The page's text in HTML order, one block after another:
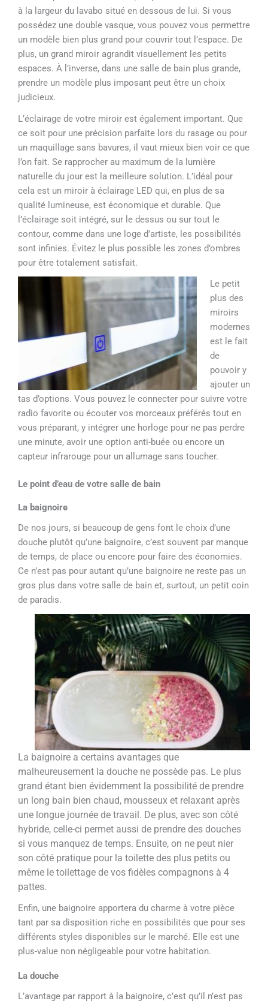
à la largeur du lavabo situé en dessous de lui. Si vous
possédez une double vasque, vous pouvez vous permettre
un modèle bien plus grand pour couvrir tout l’espace. De
plus, un grand miroir agrandit visuellement les petits
espaces. À l’inverse, dans une salle de bain plus grande,
prendre un modèle plus imposant peut être un choix
judicieux.
L’éclairage de votre miroir est également important. Que
ce soit pour une précision parfaite lors du rasage ou pour
un maquillage sans bavures, il vaut mieux bien voir ce que
l’on fait. Se rapprocher au maximum de la lumière
naturelle du jour est la meilleure solution. L’idéal pour
cela est un miroir à éclairage LED qui, en plus de sa
qualité lumineuse, est économique et durable. Que
l’éclairage soit intégré, sur le dessus ou sur tout le
contour, comme dans une loge d’artiste, les possibilités
sont infinies. Évitez le plus possible les zones d’ombres
pour être totalement satisfait.
Le petit
plus des
miroirs
modernes
est le fait
de
pouvoir y
ajouter un
tas d’options. Vous pouvez le connecter pour suivre votre
radio favorite ou écouter vos morceaux préférés tout en
vous préparant, y intégrer une horloge pour ne pas perdre
une minute, avoir une option anti-buée ou encore un
capteur infrarouge pour un allumage sans toucher.
Le point d’eau de votre salle de bain
La baignoire
De nos jours, si beaucoup de gens font le choix d’une
douche plutôt qu’une baignoire, c’est souvent par manque
de temps, de place ou encore pour faire des économies.
Ce n’est pas pour autant qu’une baignoire ne reste pas un
gros plus dans votre salle de bain et, surtout, un petit coin
de paradis.
La baignoire a certains avantages que
malheureusement la douche ne possède pas. Le plus
grand étant bien évidemment la possibilité de prendre
un long bain bien chaud, mousseux et relaxant après
une longue journée de travail. De plus, avec son côté
hybride, celle-ci permet aussi de prendre des douches
si vous manquez de temps. Ensuite, on ne peut nier
son côté pratique pour la toilette des plus petits ou
même le toilettage de vos fidèles compagnons à 4
pattes.
Enfin, une baignoire apportera du charme à votre pièce
tant par sa disposition riche en possibilités que pour ses
différents styles disponibles sur le marché. Elle est une
plus-value non négligeable pour votre habitation.
La douche
L’avantage par rapport à la baignoire, c’est qu’il n’est pas